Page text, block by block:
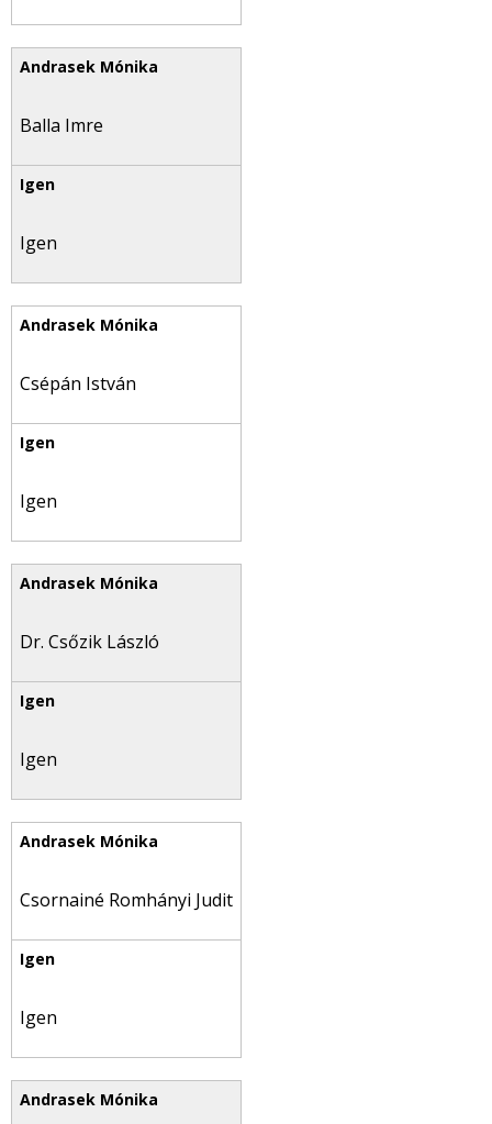
Balla Imre
Igen
Csépán István
Igen
Dr. Csőzik László
Igen
Csornainé Romhányi Judit
Igen